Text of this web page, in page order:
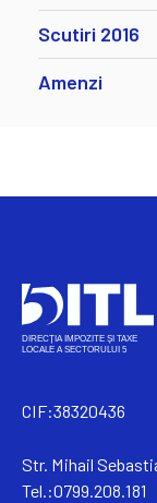
Scutiri 2016
Amenzi
CIF:38320436
Str. Mihail
Tel.:0799.208.181